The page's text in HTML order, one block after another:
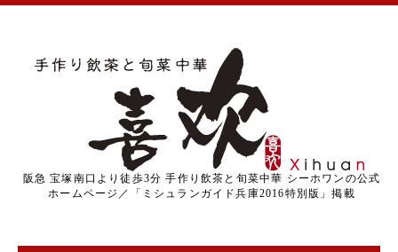
阪急 宝塚南口より徒歩3分 手作り飲茶と旬菜中華 シーホワンの公式
ホームページ／「ミシュランガイド兵庫2016特別版」掲載